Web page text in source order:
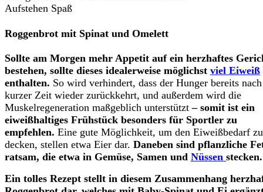
Roggenbrot mit Spinat und Omelett
Sollte am Morgen mehr Appetit auf ein herzhaftes
bestehen, sollte dieses idealerweise möglichst viel Eiweiß
enthalten. So wird verhindert, dass der Hunger bereits nach
kurzer Zeit wieder zurückkehrt, und außerdem wird die
Muskelregeneration maßgeblich unterstützt– somit ist ein
eiweißhaltiges Frühstück besonders für Sportler zu
empfehlen. Eine gute Möglichkeit, um den Eiweißbedarf zu
decken, stellen etwa Eier dar. Daneben sind pflanzliche
ratsam, die etwa in Gemüse, Samen und Nüssen stecken.
Ein tolles Rezept stellt in diesem Zusammenhang